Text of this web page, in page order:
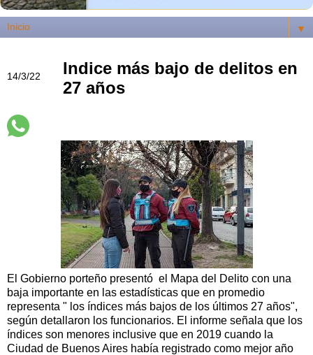
▼
14/3/22
Indice más bajo de delitos en
27 años
El Gobierno porteño presentó el Mapa del Delito con una
baja importante en las estadísticas que en promedio
representa " los índices más bajos de los últimos 27 años",
según detallaron los funcionarios. El informe señala que los
índices son menores inclusive que en 2019 cuando la
Ciudad de Buenos Aires había registrado como mejor año